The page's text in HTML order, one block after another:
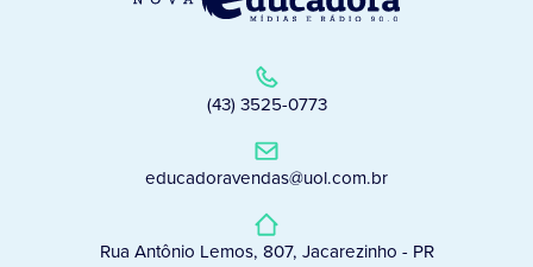
(43) 3525-0773
educadoravendas@uol.com.br
Rua Antônio Lemos, 807, Jacarezinho - PR